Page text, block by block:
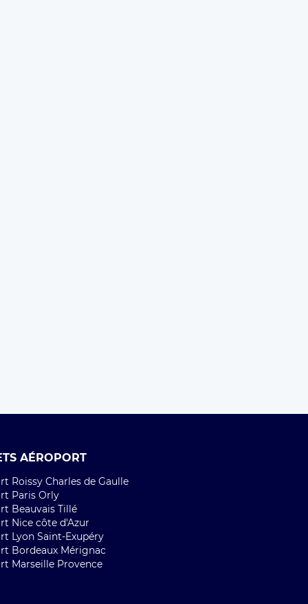
AÉROPORT
Roissy Charles de Gaulle
Paris Orly
Beauvais Tillé
Nice côte d'Azur
Lyon Saint-Exupéry
Bordeaux Mérignac
Marseille Provence